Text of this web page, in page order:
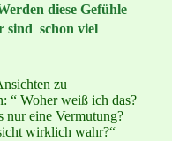
diese Gefühle
sind schon viel
zu
“ Woher weiß ich das?
nur eine Vermutung?
wirklich wahr?“